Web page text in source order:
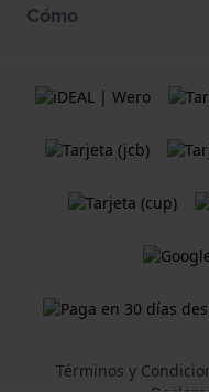
Cómo
Términos y